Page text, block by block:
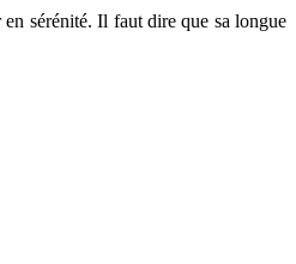
sérénité. Il faut dire que sa longue